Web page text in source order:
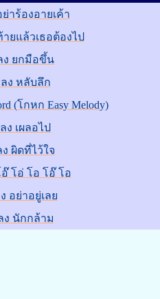
าร้องอายเค้า
ยแล้วเธอต้องไป
ง ยกมือขึ้น
ง หลับลึก
(โกหก Easy Melody)
ง เผลอไป
ผิดที่ไว้ใจ
โอ่ โอ โอ๊ โอ
อย่าอยู่เลย
ง นักกล้าม